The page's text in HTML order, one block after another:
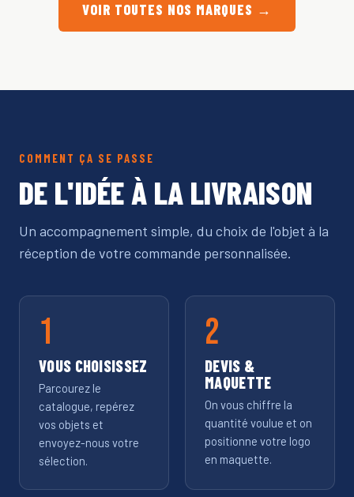
VOIR TOUTES NOS MARQUES →
COMMENT ÇA SE PASSE
DE L'IDÉE À LA LIVRAISON
Un accompagnement simple, du choix de l'objet à la
réception de votre commande personnalisée.
VOUS CHOISISSEZ
Parcourez le
catalogue, repérez
vos objets et
envoyez-nous votre
sélection.
DEVIS &
MAQUETTE
On vous chiffre la
quantité voulue et on
positionne votre logo
en maquette.